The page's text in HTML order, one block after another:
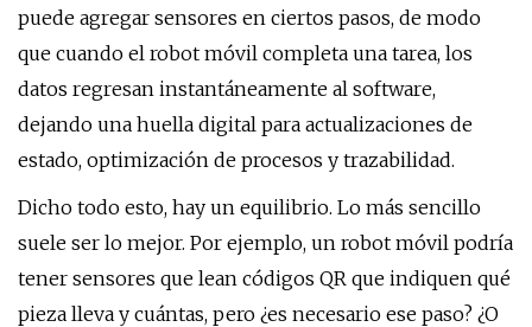
puede agregar sensores en ciertos pasos, de modo
que cuando el robot móvil completa una tarea, los
datos regresan instantáneamente al software,
dejando una huella digital para actualizaciones de
estado, optimización de procesos y trazabilidad.
Dicho todo esto, hay un equilibrio. Lo más sencillo
suele ser lo mejor. Por ejemplo, un robot móvil podría
tener sensores que lean códigos QR que indiquen qué
pieza lleva y cuántas, pero ¿es necesario ese paso? ¿O